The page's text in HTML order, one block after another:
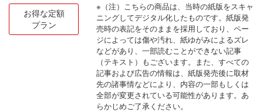
お得な定額
プラン
※（注）こちらの商品は、当時の紙版をスキャ
ニングしてデジタル化したものです。紙版発
売時の表記をそのままを採用しており、ペー
ジによっては傷や汚れ、紙ゆがみによるズレ
などがあり、一部読むことができない記事
（テキスト）もございます。また、すべての
記事および広告の情報は、紙版発売後に取材
先の諸事情などにより、内容の一部もしくは
全部が変更されている可能性があります。あ
らかじめご了承ください。